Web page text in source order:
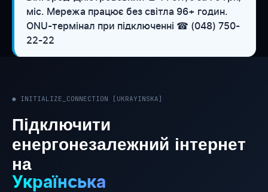
міс. Мережа працює без світла 96+ годин.
ONU-термінал при підключенні ☎ (048) 750-
22-22
● INITIALIZE_CONNECTION [UKRAYINSKA]
Підключити
енергонезалежний інтернет
на
Українська
WESTELECOM
Онлайн-підтримка